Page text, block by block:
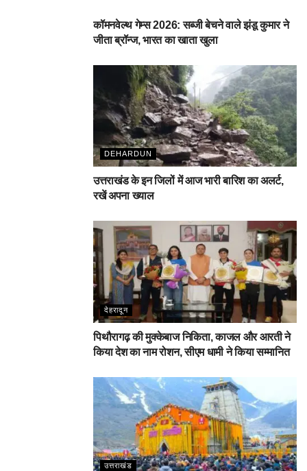
कॉमनवेल्थ गेम्स 2026: सब्जी बेचने वाले झंडू कुमार ने
जीता ब्रॉन्ज, भारत का खाता खुला
DEHARDUN
उत्तराखंड के इन जिलों में आज भारी बारिश का अलर्ट,
रखें अपना ख्याल
देहरादून
पिथौरागढ़ की मुक्केबाज निकिता, काजल और आरती ने
किया देश का नाम रोशन, सीएम धामी ने किया सम्मानित
उत्तराखंड